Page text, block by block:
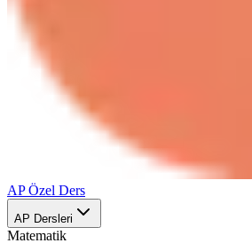
AP Özel Ders
AP Dersleri
Matematik